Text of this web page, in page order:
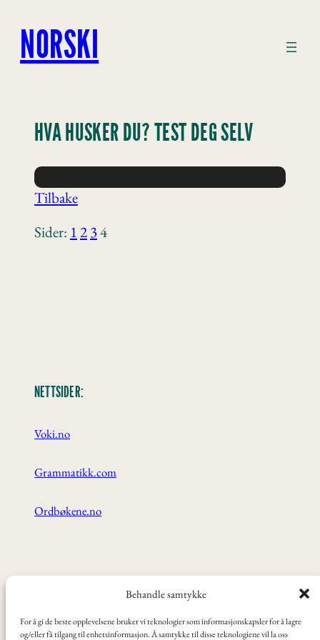
Behandle samtykke
For å gi de beste opplevelsene bruker vi teknologier som informasjonskapsler for å lagre
og/eller få tilgang til enhetsinformasjon. Å samtykke til disse teknologiene vil la oss
innhold
NORSKI
HVA HUSKER DU? TEST DEG SELV
Tilbake
Sider: 1234
NETTSIDER:
Voki.no
Grammatikk.com
Ordbøkene.no
Videoer, tv-serier og filmer